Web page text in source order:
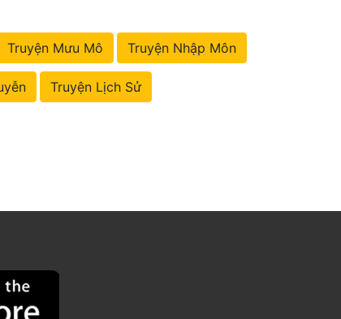
Truyện Mưu Mô Truyện Nhập Môn
Truyện Lịch Sử